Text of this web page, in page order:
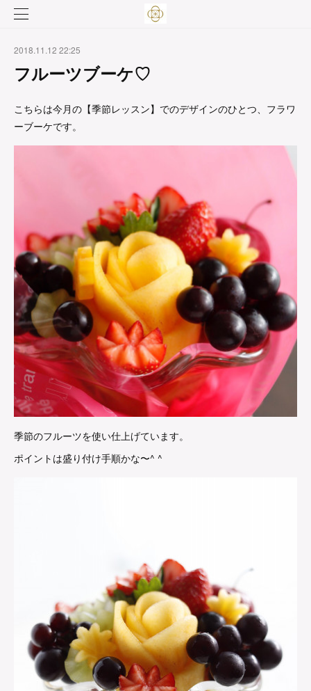
2018.11.12 22:25
フルーツブーケ♡
こちらは今月の【季節レッスン】でのデザインのひとつ、フラワ
ーブーケです。
季節のフルーツを使い仕上げています。
ポイントは盛り付け手順かな〜^ ^